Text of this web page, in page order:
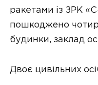
ракетами із ЗРК
пошкоджено
будинки, заклад
Двоє цивільних